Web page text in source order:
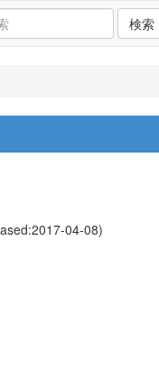
検索
04-08)